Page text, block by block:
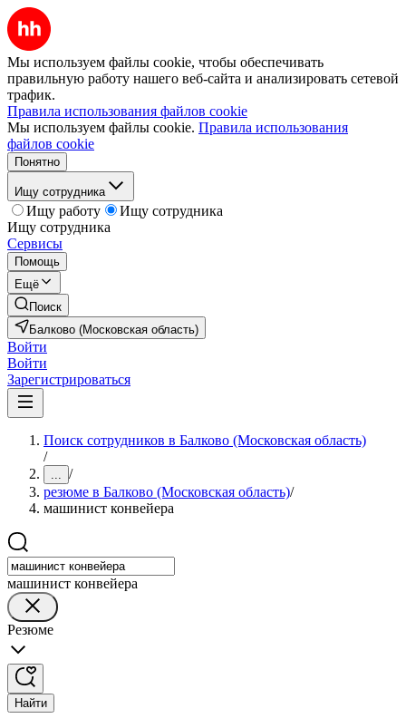
Мы используем файлы cookie, чтобы обеспечивать
правильную работу нашего веб-сайта и анализировать сетевой
трафик.
Правила использования файлов cookie
Мы используем файлы cookie. Правила использования
файлов cookie
Понятно
Ищу сотрудника
Ищу работу
Ищу сотрудника
Ищу сотрудника
Сервисы
Помощь
Ещё
Поиск
Балково (Московская область)
Войти
Войти
Зарегистрироваться
Поиск сотрудников в Балково (Московская область)
/
... /
резюме в Балково (Московская область)/
машинист конвейера
машинист конвейера
Резюме
Найти